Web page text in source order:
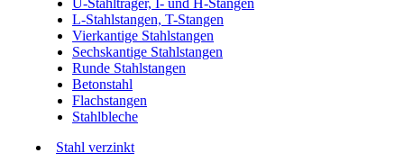
U-Stahlträger, I- und H-Stangen
L-Stahlstangen, T-Stangen
Vierkantige Stahlstangen
Sechskantige Stahlstangen
Runde Stahlstangen
Betonstahl
Flachstangen
Stahlbleche
Stahl verzinkt